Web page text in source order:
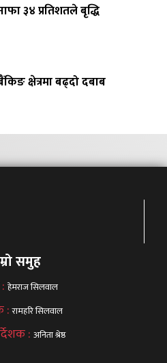
३४ प्रतिशतले बृद्धि
क्षेत्रमा बढ्दो दबाब
समुह
हेमराज सिलवाल
:रामहरि सिलवाल
: अनिता श्रेष्ठ